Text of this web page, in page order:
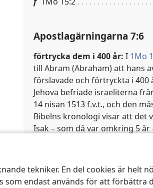
tekniker. En del cookies är helt
endast används för att förbättra
Apostlagärningarna 7:6
förtrycka dem i 400 år: I 1Mo
till Abram (Abraham) att hans
förslavade och förtryckta i 400
Jehova befriade israeliterna
14 nisan 1513 f.v.t., och den
Bibelns kronologi visar att det
Isak – som då var omkring 5
Det kan vara så att Ismael
skulle ärva förstfödslorätten